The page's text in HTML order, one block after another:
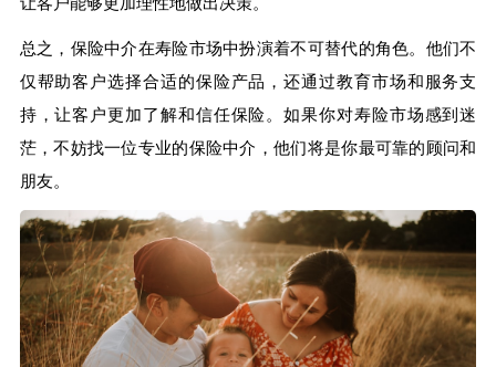
总之，保险中介在寿险市场中扮演着不可替代的角色。他们不
仅帮助客户选择合适的保险产品，还通过教育市场和服务支
持，让客户更加了解和信任保险。如果你对寿险市场感到迷
茫，不妨找一位专业的保险中介，他们将是你最可靠的顾问和
朋友。